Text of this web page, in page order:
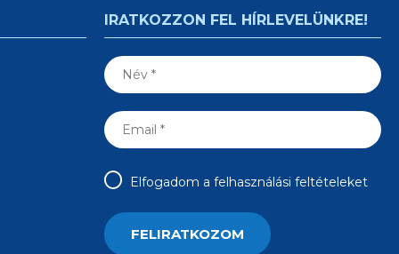
IRATKOZZON FEL HÍRLEVELÜNKRE!
Elfogadom a felhasználási feltételeket